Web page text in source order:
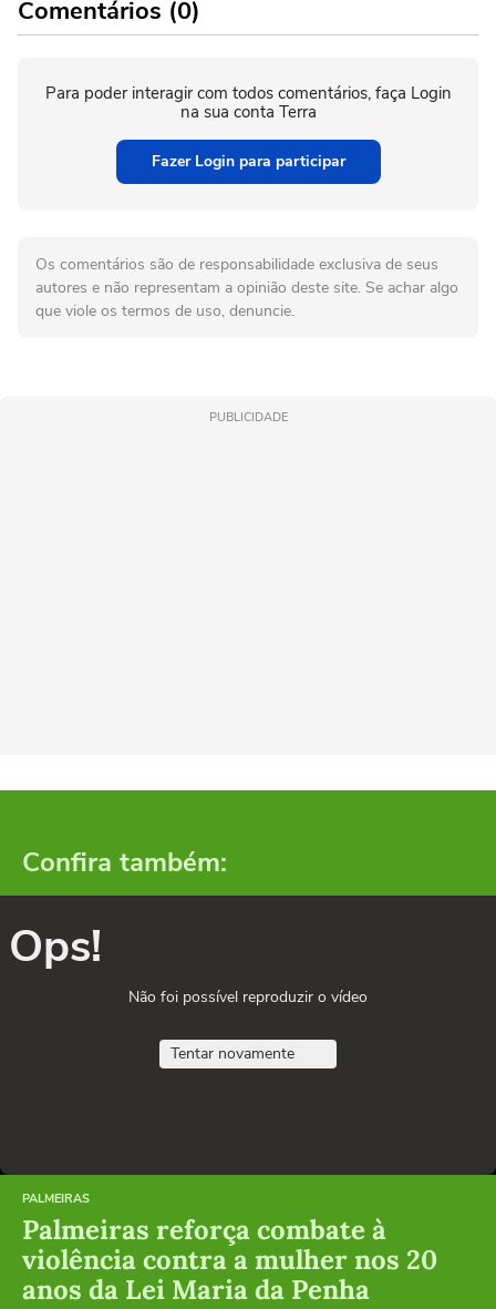
Comentários (0)
Para poder interagir com todos comentários, faça Login
na sua conta Terra
Fazer Login para participar
Os comentários são de responsabilidade exclusiva de seus
autores e não representam a opinião deste site. Se achar algo
que viole os termos de uso, denuncie.
PUBLICIDADE
Confira também:
Ops!
Não foi possível reproduzir o vídeo
Tentar novamente
PALMEIRAS
Palmeiras reforça combate à
violência contra a mulher nos 20
anos da Lei Maria da Penha